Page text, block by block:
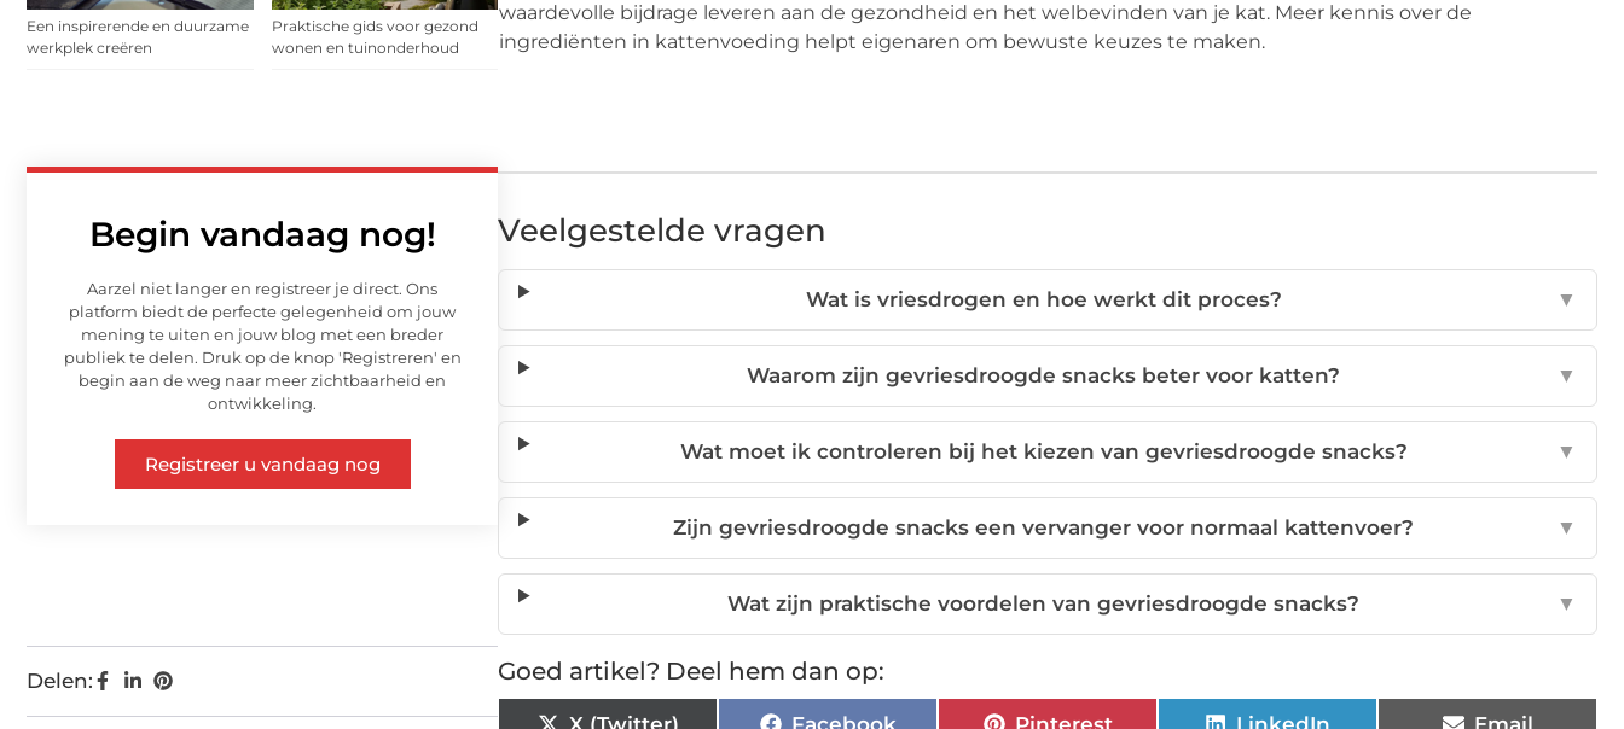
Een inspirerende en duurzame
werkplek creëren
Praktische gids voor gezond
wonen en tuinonderhoud
Begin vandaag nog!
Aarzel niet langer en registreer je direct. Ons
platform biedt de perfecte gelegenheid om jouw
mening te uiten en jouw blog met een breder
publiek te delen. Druk op de knop 'Registreren' en
begin aan de weg naar meer zichtbaarheid en
ontwikkeling.
Registreer u vandaag nog
Delen:
waardevolle bijdrage leveren aan de gezondheid en het welbevinden van je kat. Meer kennis over de
ingrediënten in kattenvoeding helpt eigenaren om bewuste keuzes te maken.
Veelgestelde vragen
Wat is vriesdrogen en hoe werkt dit proces? ▼
Waarom zijn gevriesdroogde snacks beter voor katten? ▼
Wat moet ik controleren bij het kiezen van gevriesdroogde snacks? ▼
Zijn gevriesdroogde snacks een vervanger voor normaal kattenvoer? ▼
Wat zijn praktische voordelen van gevriesdroogde snacks? ▼
Goed artikel? Deel hem dan op:
X (Twitter) Facebook Pinterest LinkedIn Email